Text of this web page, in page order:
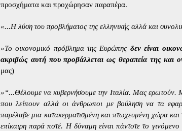
προσχήματα και προχώρησαν παραπέρα.
«...Η λύση του προβλήματος της ελληνικής αλλά και
»Το οικονομικό πρόβλημα της Ευρώπης δεν είναι
ακριβώς αυτή που προβάλλεται ως θεραπεία της και
μας)
»“...Θέλουμε να κυβερνήσουμε την Ιταλία. Μας
που λείπουν αλλά οι άνθρωποι με βούληση να τα
παρέλαβε μια κατακερματισμένη και πτωχευμένη χώρα και
επίκαιρη παρά ποτέ. Η δύναμη είναι πάντοτε το